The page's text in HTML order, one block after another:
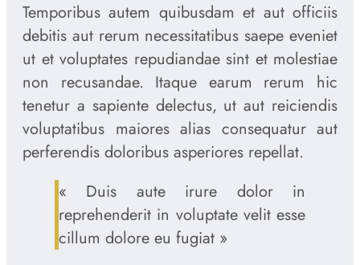
Temporibus autem quibusdam et aut officiis
debitis aut rerum necessitatibus saepe eveniet
ut et voluptates repudiandae sint et molestiae
non recusandae. Itaque earum rerum hic
tenetur a sapiente delectus, ut aut reiciendis
voluptatibus maiores alias consequatur aut
perferendis doloribus asperiores repellat.
« Duis aute irure dolor in
reprehenderit in voluptate velit esse
cillum dolore eu fugiat »